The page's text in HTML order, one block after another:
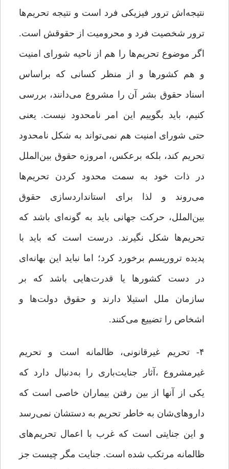
نتیجه‌اش ترور فیزیکی فرد است و نتیجه تحریم‌ها
ترور شخصیت فرد و محرومیت از حقوقش است.
اگر موضوع تحریم‌ها را هم از ناحیه شورای امنیت
و هم کشورها و از منظر کسانی که براساس
اسناد حقوق بشر آن را مشروع می‌دانند، بررسی
کنیم، باید بگوییم این امر نامحدود نیست. یعنی
حتی شورای امنیت هم نمی‌تواند به شکل نامحدود
تحریم کند، بلکه برعکس، امروزه حقوق بین‌الملل
در ذات خود به سمت محدود کردن تحریم‌ها
می‌روند و لذا برای استانداردسازی حقوق
بین‌الملل، حرکت جهانی باید به گونه‌ای باشد که
تحریم‌ها شکل نگیرند. درست است که باید با
پدیده تروریسم برخورد کرد؛ اما نباید این بهانه‌ای
در دست کشورها یا قدرت‌هایی باشد که بر
سازمان ملل استیلا دارند و حقوق دولت‌ها و
اشخاص را تضییع می‌کنند.
۴- تحریم غیرقانونی، ظالمانه است و تحریم
غیرمشروع ،آثار جنایت‌باری را به‌دنبال دارد که
یکی از آنها از بین رفتن بیماران خاصی است که
داروهای‌شان به‌ خاطر تحریم به دستشان نمی‌رسد
و این جنایتی است که غرب با اعمال تحریم‌های
ظالمانه مرتکب شده است. جنایت مگر چیست جز